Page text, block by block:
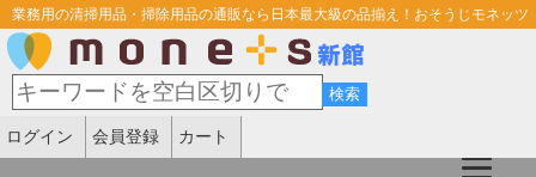
業務用の清掃用品・掃除用品の通販なら日本最大級の品揃え！おそうじモネッツ
ログイン 会員登録 カート